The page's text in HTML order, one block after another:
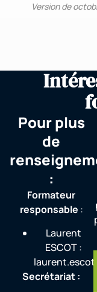
Version de
Pour plus
de
:
Formateur
responsable :
Laurent
ESCOT :
Secrétariat :